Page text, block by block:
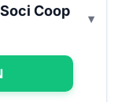
Coop